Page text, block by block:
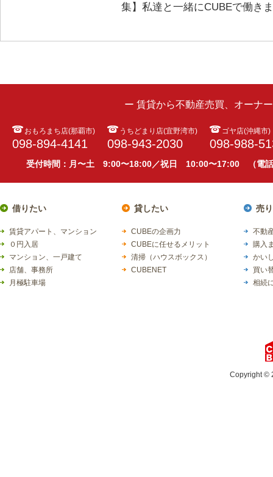
集】私達と一緒にCUBEで働
ー 賃貸から不動産売買、オーナ
おもろまち店(那覇市)
098-894-4141
うちどまり店(宜野湾市)
098-943-2030
ゴヤ店(沖縄市)
098-988-
受付時間：月〜土 9:00〜18:00／祝日 10:00〜17:00 （電話
借りたい
賃貸アパート、マンション
０円入居
マンション、一戸建て
店舗、事務所
月極駐車場
貸したい
CUBEの企画力
CUBEに任せるメリット
清掃（ハウスボックス）
CUBENET
売
不動
購入
かい
買い
相続
Copyright ©